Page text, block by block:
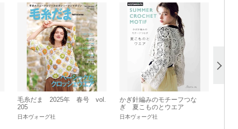
毛糸だま 2025年 春号 vol.
205
日本ヴォーグ社
かぎ針編みのモチーフつな
ぎ 夏こものとウエア
日本ヴォーグ社